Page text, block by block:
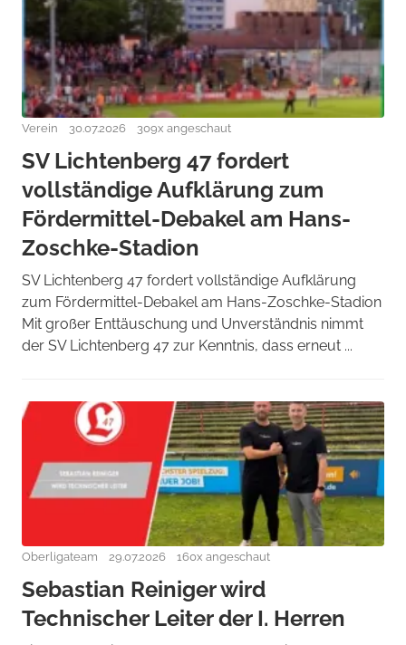
Verein 30.07.2026 309x angeschaut
SV Lichtenberg 47 fordert
vollständige Aufklärung zum
Fördermittel-Debakel am Hans-
Zoschke-Stadion
SV Lichtenberg 47 fordert vollständige Aufklärung
zum Fördermittel-Debakel am Hans-Zoschke-Stadion
Mit großer Enttäuschung und Unverständnis nimmt
der SV Lichtenberg 47 zur Kenntnis, dass erneut ...
Oberligateam 29.07.2026 160x angeschaut
Sebastian Reiniger wird
Technischer Leiter der I. Herren